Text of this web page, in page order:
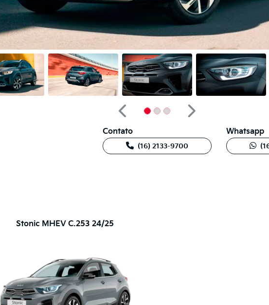
Anterior
Próximo
Contato
(16) 2133-9700
Whatsapp
Stonic MHEV C.253 24/25